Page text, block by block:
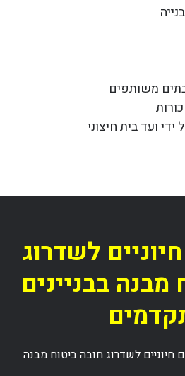
משותפים
ידי ועד בית חיצוני
לשדרוג
מבנה בבניינים
חיוניים לשדרוג חובה ביטוח מבנה